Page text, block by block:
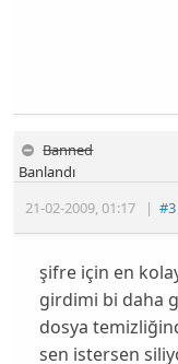
Banned
21-02-2009,01:17 |#3
Banlandı
şifre için en
girdimi bi daha
dosya
sen istersen